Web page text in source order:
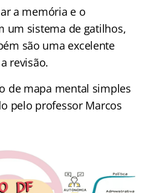
a memória e o
um sistema de gatilhos,
são uma excelente
revisão.
de mapa mental simples
pelo professor Marcos